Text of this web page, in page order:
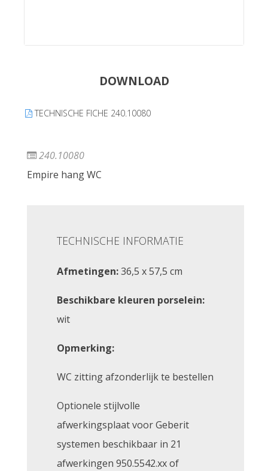
DOWNLOAD
TECHNISCHE FICHE 240.10080
240.10080
Empire hang WC
TECHNISCHE INFORMATIE
Afmetingen:36,5 x 57,5 cm
Beschikbare kleuren porselein:
wit
Opmerking:
WC zitting afzonderlijk te bestellen
Optionele stijlvolle
afwerkingsplaat voor Geberit
systemen beschikbaar in 21
afwerkingen 950.5542.xx of